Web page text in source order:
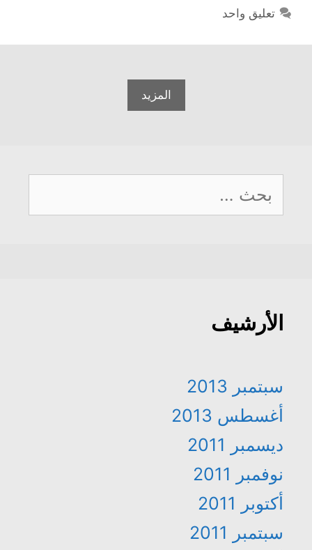
تعليق واحد
المزيد
عن:
الأرشيف
سبتمبر 2013
أغسطس 2013
ديسمبر 2011
نوفمبر 2011
أكتوبر 2011
سبتمبر 2011